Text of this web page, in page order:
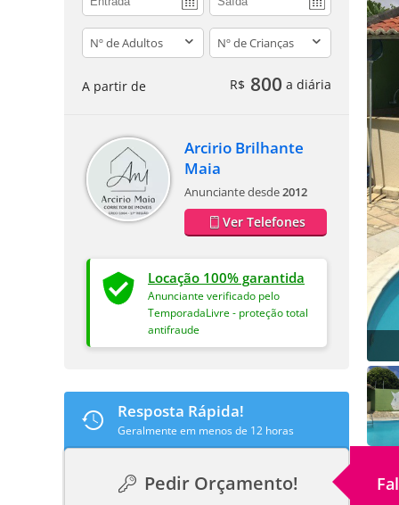
adults children
A partir de R$ 800 a diária
Arcirio Brilhante
Maia
Anunciante desde2012
Ver Telefones
Locação 100% garantida
Anunciante verificado pelo
TemporadaLivre - proteção total
antifraude
Resposta Rápida!
Geralmente em menos de 12 horas
Pedir Orçamento!